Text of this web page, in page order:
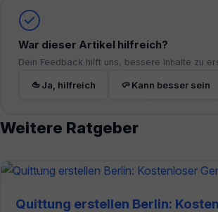
War dieser Artikel hilfreich?
Dein Feedback hilft uns, bessere Inhalte zu
Ja, hilfreich Kann besser sein
Weitere Ratgeber
Quittung erstellen Berlin: